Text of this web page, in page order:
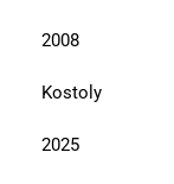
2008
Kostoly
2025